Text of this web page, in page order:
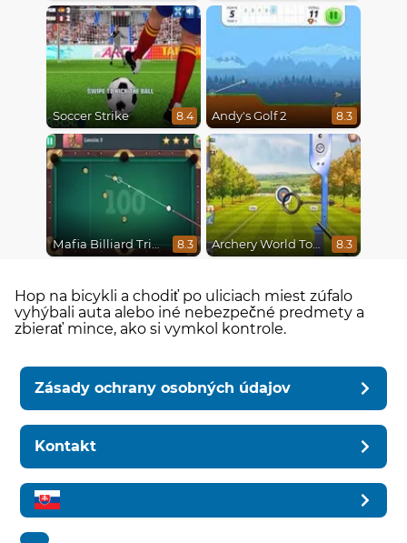
Soccer Strike 8.4 Andy's Golf 2 8.3
Mafia Billiard Tricks 8.3 Archery World Tour 8.3
Hop na bicykli a chodiť po uliciach miest zúfalo
vyhýbali auta alebo iné nebezpečné predmety a
zbierať mince, ako si vymkol kontrole.
Zásady ochrany osobných údajov
Kontakt